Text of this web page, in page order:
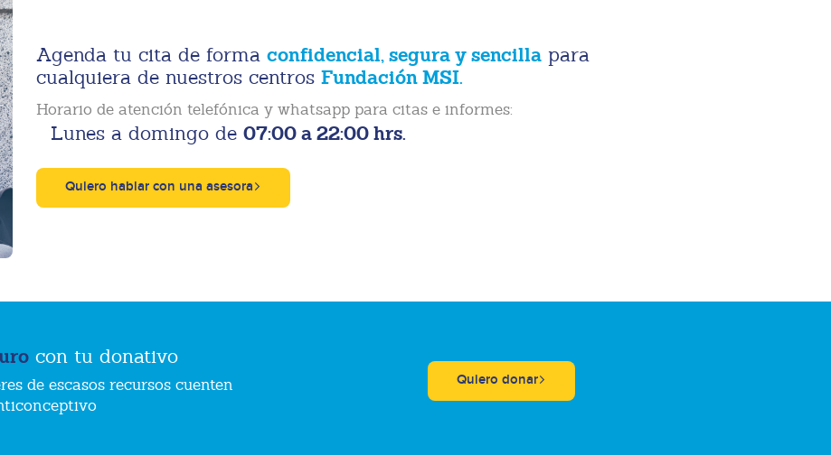
Agenda tu cita de forma confidencial, segura y sencillapara
cualquiera de nuestros centros Fundación MSI.
Horario de atención telefónica y whatsapp para citas e informes:
Lunes a domingo de 07:00 a 22:00 hrs.
Quiero hablar con una asesora
con tu donativo
de escasos recursos cuenten
Quiero donar